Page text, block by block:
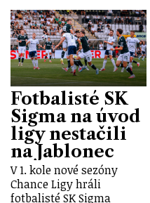
Fotbalisté SK
Sigma na úvod
ligy nestačili
na Jablonec
V 1. kole nové sezóny
Chance Ligy hráli
fotbalisté SK Sigma